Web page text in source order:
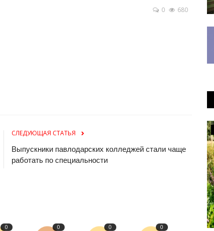
0 680
СЛЕДУЮЩАЯ СТАТЬЯ
Выпускники павлодарских колледжей стали чаще
работать по специальности
0 0 0 0
МИР